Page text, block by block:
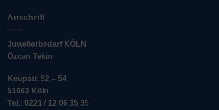
Anschrift
Juwelierbedarf KÖLN
Özcan Tekin
Keupstr. 52 – 54
51063 Köln
Tel.: 0221 / 12 06 35 35